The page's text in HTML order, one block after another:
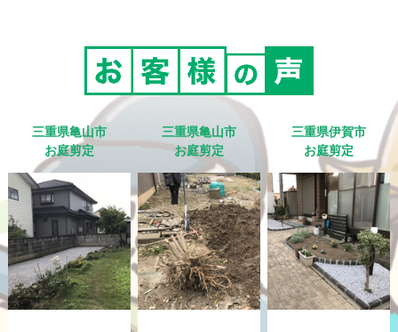
三重県亀山市
お庭剪定
三重県亀山市
お庭剪定
三重県伊賀市
お庭剪定